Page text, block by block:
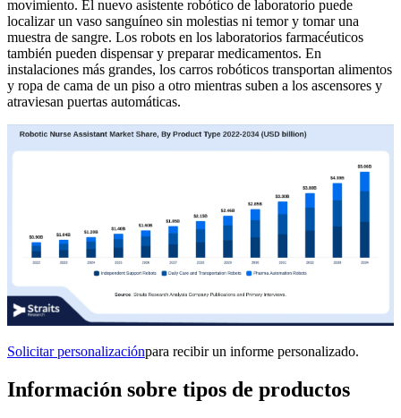
movimiento. El nuevo asistente robótico de laboratorio puede
localizar un vaso sanguíneo sin molestias ni temor y tomar una
muestra de sangre. Los robots en los laboratorios farmacéuticos
también pueden dispensar y preparar medicamentos. En
instalaciones más grandes, los carros robóticos transportan alimentos
y ropa de cama de un piso a otro mientras suben a los ascensores y
atraviesan puertas automáticas.
Solicitar personalizaciónpara recibir un informe personalizado.
Información sobre tipos de productos